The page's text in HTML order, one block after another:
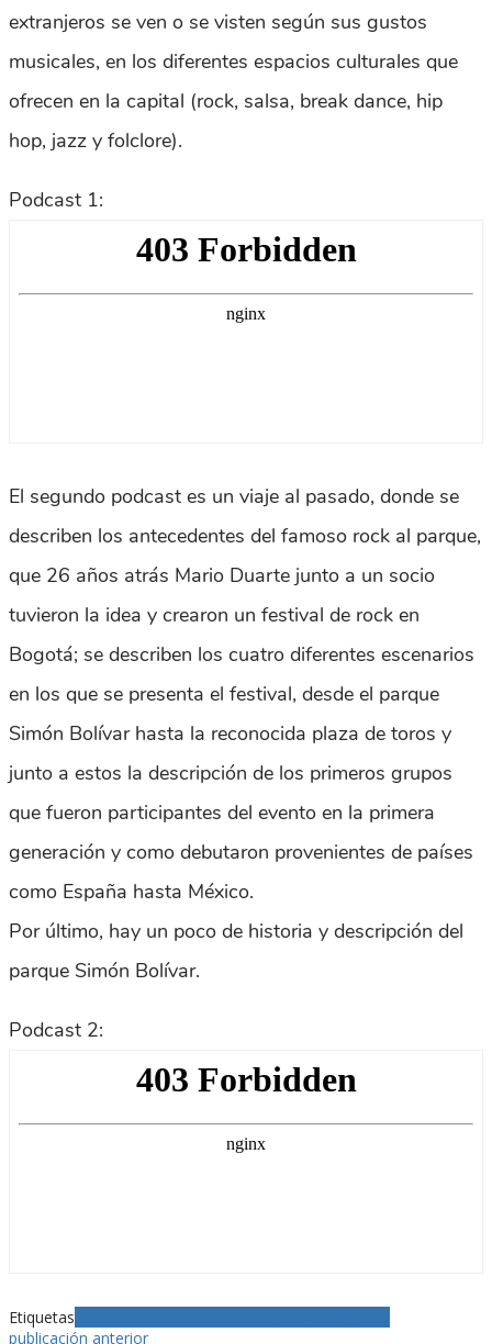
extranjeros se ven o se visten según sus gustos
musicales, en los diferentes espacios culturales que
ofrecen en la capital (rock, salsa, break dance, hip
hop, jazz y folclore).
Podcast 1:
El segundo podcast es un viaje al pasado, donde se
describen los antecedentes del famoso rock al parque,
que 26 años atrás Mario Duarte junto a un socio
tuvieron la idea y crearon un festival de rock en
Bogotá; se describen los cuatro diferentes escenarios
en los que se presenta el festival, desde el parque
Simón Bolívar hasta la reconocida plaza de toros y
junto a estos la descripción de los primeros grupos
que fueron participantes del evento en la primera
generación y como debutaron provenientes de países
como España hasta México.
Por último, hay un poco de historia y descripción del
parque Simón Bolívar.
Podcast 2:
Etiquetas
publicación anterior